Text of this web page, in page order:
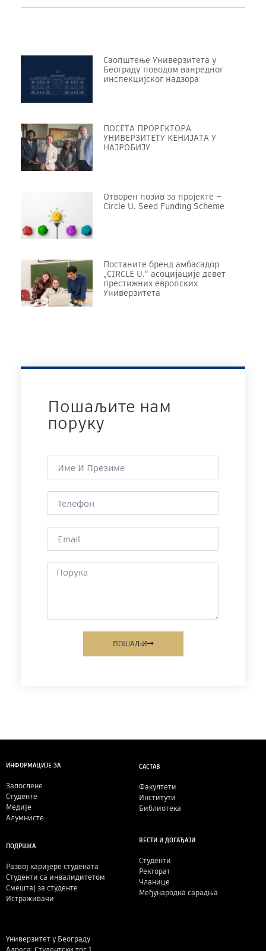
Саопштење Универзитета у
Београду поводом ванредног
инспекцијског надзора
ПОСЕТА ПРОРЕKТОРА
УНИВЕРЗИТЕТУ KЕНИЈАТА У
НАЈРОБИЈУ
Отворен позив за пројекте –
Circle U. Seed Funding Scheme
Постаните бренд амбасадор
„CIRCLE U.“ асоцијације девет
престижних европских
Универзитета
Пошаљите нам
поруку
ПОШАЉИ
ИНФОРМАЦИЈЕ ЗА
Запослене
Студенте
Медије
Алумнисте
САСТАВ
Факултети
Институти
Библиотека
ПОДРШКА
Развој каријере студената
Студенти са инвалидитетом
Смештај за студенте
Истраживачи
ВЕСТИ И ДОГАЂАЈИ
Студенти
Ректорат
Чланице
Међународна сарадња
Универзитет у Београду